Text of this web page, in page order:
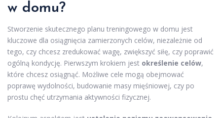
w domu?
Stworzenie skutecznego planu treningowego w domu jest
kluczowe dla osiągnięcia zamierzonych celów, niezależnie od
tego, czy chcesz zredukować wagę, zwiększyć siłę, czy poprawić
ogólną kondycję. Pierwszym krokiem jest określenie celów,
które chcesz osiągnąć. Możliwe cele mogą obejmować
poprawę wydolności, budowanie masy mięśniowej, czy po
prostu chęć utrzymania aktywności fizycznej.